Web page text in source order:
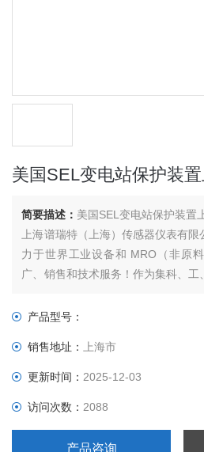
美国SEL变电站保护装
简要描述： 美国SEL变电站保护装置
上海谱瑞特（上海）传感器仪表有
力于世界工业设备和 MRO（非原
广、销售和技术服务！作为集科、
特（上海）传感器仪表有限公司作为
产品型号：
销售地址：上海市
更新时间：2025-12-03
访问次数：2088
产品咨询